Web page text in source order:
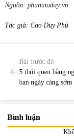
Nguồn: phunutoday.vn
Tác giả: Cao Duy Phú
Bài trước đó
5 thói quen hằng
bạn ngày càng sớm
Bình luận